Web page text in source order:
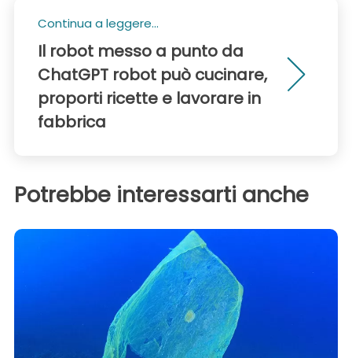
Continua a leggere...
Il robot messo a punto da
ChatGPT robot può cucinare,
proporti ricette e lavorare in
fabbrica
Potrebbe interessarti anche